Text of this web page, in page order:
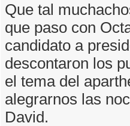
Que tal
que paso con
candidato a
descontaron los
el tema del
alegrarnos las
David.